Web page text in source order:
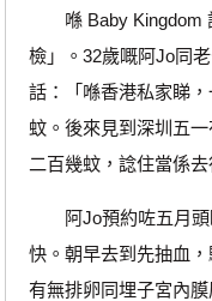
喺 Baby Kingdom
檢」。32歲嘅阿Jo同
話：「喺香港私家睇
蚊。後來見到深圳五
二百幾蚊，諗住當係去
阿Jo預約咗五月頭
快。朝早去到先抽血
有無排卵同埋子宮內